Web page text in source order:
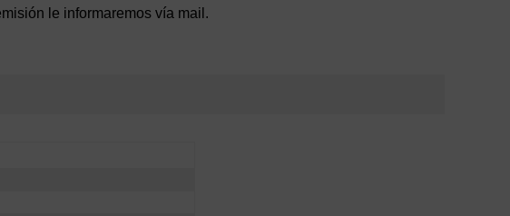
le informaremos vía mail.